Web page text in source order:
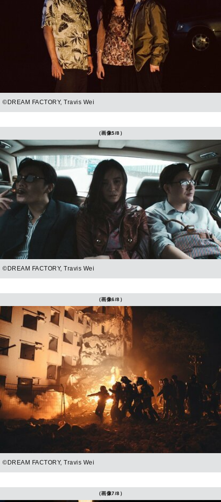
©DREAM FACTORY, Travis Wei
（画像5/8）
©DREAM FACTORY, Travis Wei
（画像6/8）
©DREAM FACTORY, Travis Wei
（画像7/8）